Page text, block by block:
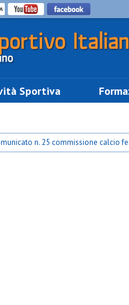
Sportiva
n. 25 commissione calcio